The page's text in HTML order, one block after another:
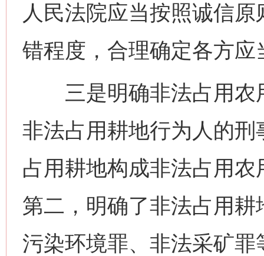
人民法院应当按照诚信
错程度，合理确定各方
三是明确非法占用农
非法占用耕地行为人的
占用耕地构成非法占用
第二，明确了非法占用
污染环境罪、非法采矿